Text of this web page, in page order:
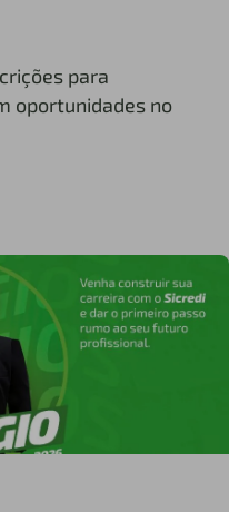
para
oportunidades no